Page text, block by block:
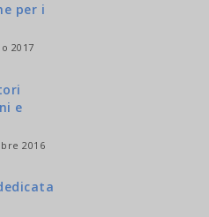
per i
2017
e
2016